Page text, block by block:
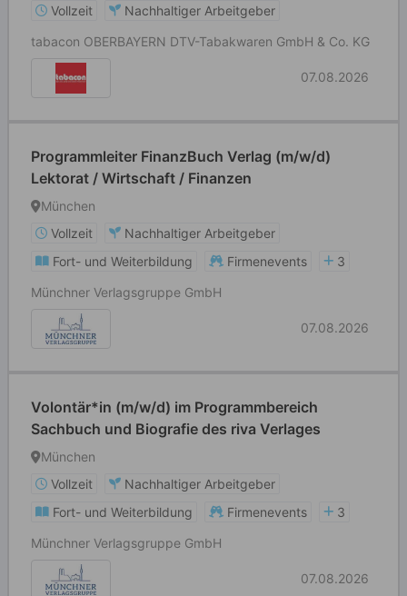
Vollzeit
Nachhaltiger Arbeitgeber
tabacon OBERBAYERN DTV-Tabakwaren GmbH & Co. KG
07.08.2026
Programmleiter FinanzBuch Verlag (m/w/d)
Lektorat / Wirtschaft / Finanzen
München
Vollzeit
Nachhaltiger Arbeitgeber
Fort- und Weiterbildung
Firmenevents
3
Münchner Verlagsgruppe GmbH
07.08.2026
Volontär*in (m/w/d) im Programmbereich
Sachbuch und Biografie des riva Verlages
München
Vollzeit
Nachhaltiger Arbeitgeber
Fort- und Weiterbildung
Firmenevents
3
Münchner Verlagsgruppe GmbH
07.08.2026